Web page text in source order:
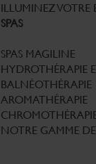
ILLUMINEZ VOTRE
SPAS
SPAS MAGILINE
HYDROTHÉRAPIE
BALNÉOTHÉRAPIE
AROMATHÉRAPIE
NOTRE GAMME DE